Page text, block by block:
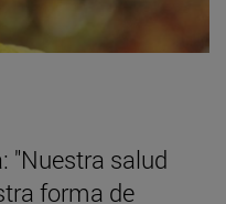
"Nuestra salud
forma de